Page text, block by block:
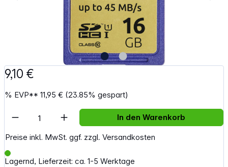
9,10 €
% EVP**11,95 € (23.85% gespart)
Preise inkl. MwSt. ggf. zzgl. Versandkosten
Lagernd, Lieferzeit: ca. 1-5 Werktage
Artikel Anzahl: Gib den gewünschten
In den Warenkorb